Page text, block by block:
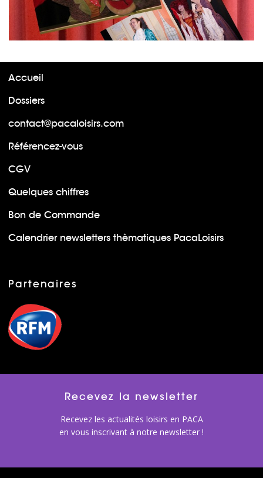
Accueil
Dossiers
contact@pacaloisirs.com
Référencez-vous
CGV
Quelques chiffres
Bon de Commande
Calendrier newsletters thèmatiques PacaLoisirs
Partenaires
Recevez la newsletter
Recevez les actualités loisirs en PACA
en vous inscrivant à notre newsletter !